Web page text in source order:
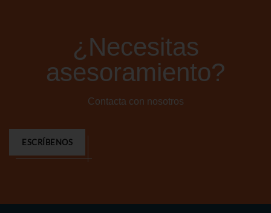
¿Necesitas
asesoramiento?
Contacta con nosotros
ESCRÍBENOS